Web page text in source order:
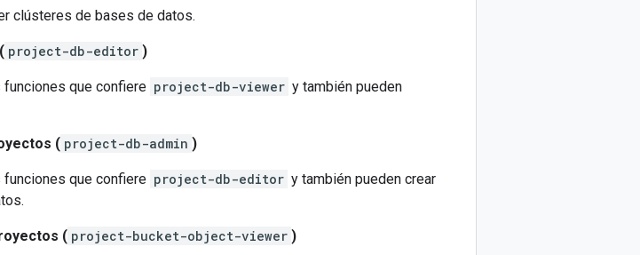
clústeres de bases de datos.
project-db-editor )
que confiere project-db-viewer y también pueden
( project-db-admin )
que confiere project-db-editor y también pueden crear
( project-bucket-object-viewer )